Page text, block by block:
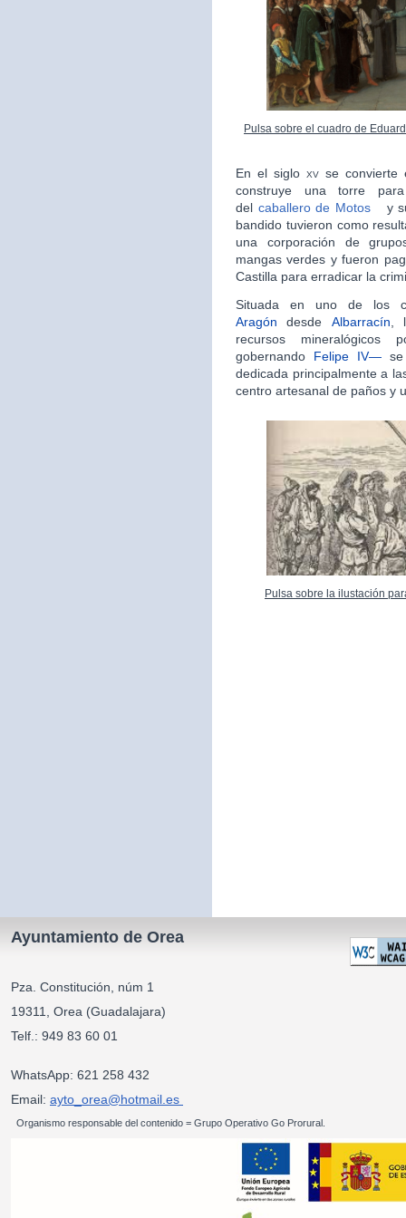
Pulsa sobre el cuadro de
En el sigloxv se convierte
construye una torre
del caballero de Motos
y
bandido tuvieron como
una corporación de
mangas verdes y fueron
Castilla para erradicar la
Situada en uno de los
Aragón desde Albarrací­­­n,
recursos
gobernando Felipe IV—
dedicada principalmente a
centro artesanal de paños y
Pulsa sobre la ilustación
Ayuntamiento de Orea
Pza. Constitución, núm 1
19311, Orea (Guadalajara)
Telf.: 949 83 60 01
WhatsApp: 621 258 432
Email: ayto_orea@hotmail.es
Organismo responsable del contenido = Grupo Operativo Go Prorural.